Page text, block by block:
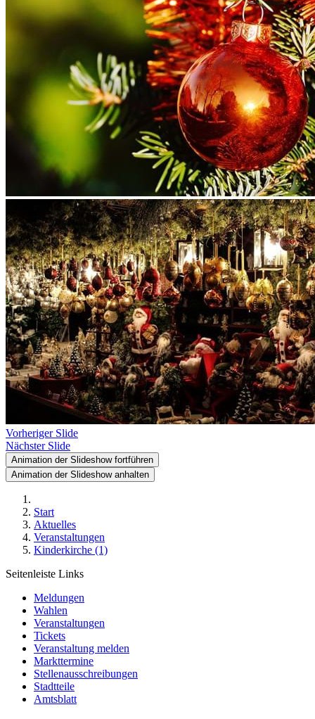
Vorheriger Slide
Nächster Slide
Animation der Slideshow fortführen
Animation der Slideshow anhalten
Start
Aktuelles
Veranstaltungen
Kinderkirche (1)
Seitenleiste Links
Meldungen
Wahlen
Veranstaltungen
Tickets
Veranstaltung melden
Markttermine
Stellenausschreibungen
Stadtteile
Amtsblatt